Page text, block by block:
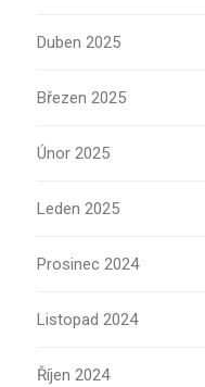
Duben 2025
Březen 2025
Únor 2025
Leden 2025
Prosinec 2024
Listopad 2024
Říjen 2024